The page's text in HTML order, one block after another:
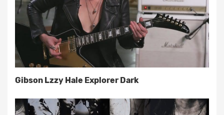
Gibson Lzzy Hale Explorer Dark